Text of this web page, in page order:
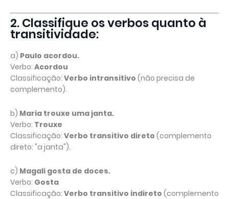
2. Classifique os verbos quanto à
transitividade:
a) Paulo acordou.
Verbo: Acordou
Classificação: Verbo intransitivo (não precisa de
complemento).
b) Maria trouxe uma janta.
Verbo: Trouxe
Classificação: Verbo transitivo direto (complemento
direto: "a janta").
c) Magali gosta de doces.
Verbo: Gosta
Classificação: Verbo transitivo indireto (complemento